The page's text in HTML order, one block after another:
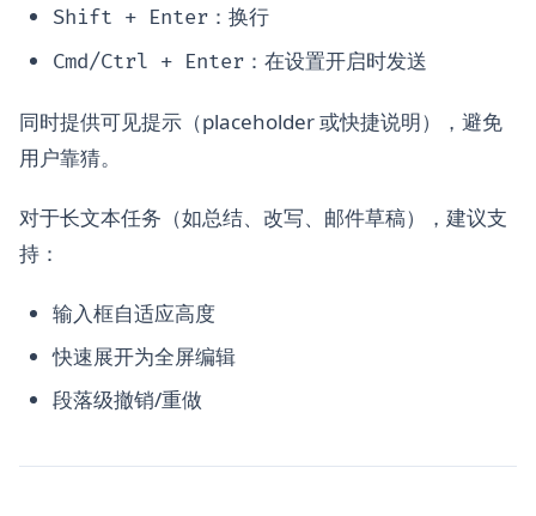
Shift + Enter ：换行
Cmd/Ctrl + Enter ：在设置开启时发送
同时提供可见提示（placeholder 或快捷说明），避免
用户靠猜。
对于长文本任务（如总结、改写、邮件草稿），建议支
持：
输入框自适应高度
快速展开为全屏编辑
段落级撤销/重做